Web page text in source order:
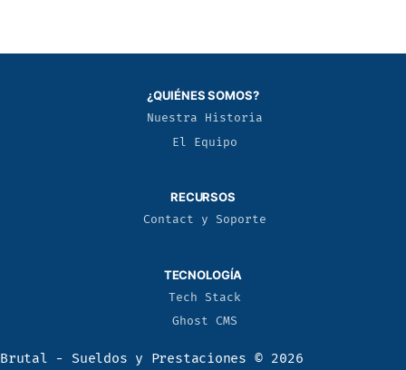
¿QUIÉNES SOMOS?
Nuestra Historia
El Equipo
RECURSOS
Contact y Soporte
TECNOLOGÍA
Tech Stack
Ghost CMS
Brutal - Sueldos y Prestaciones © 2026